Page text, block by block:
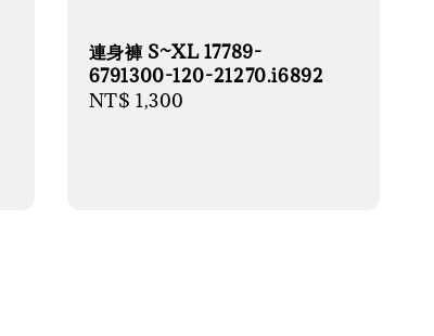
連身褲 S~XL 17789-
6791300-120-21270.i6892
Regular
NT$ 1,300